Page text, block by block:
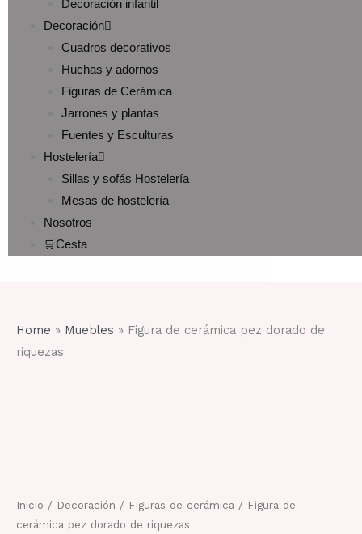
Decoración infantil
Decoración
Cuadros decorativos
Huchas y adornos
Figuras de Cerámica
Jarrones y plantas
Fuentes y Esculturas
Hostelería
Sillas y sofás Hostelería
Mesas de hostelería
Nosotros
🛒Cesta
Home » Muebles » Figura de cerámica pez dorado de
riquezas
Inicio / Decoración / Figuras de cerámica / Figura de
cerámica pez dorado de riquezas